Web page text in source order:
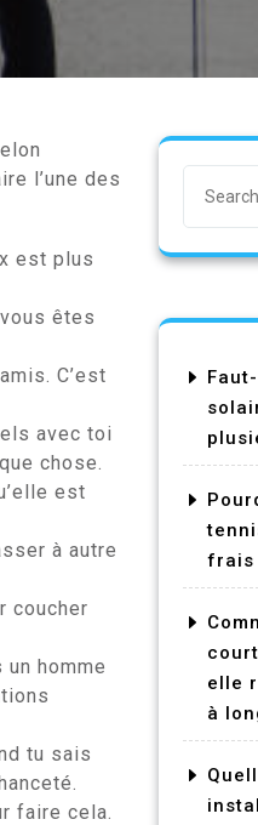
l’une des
est plus
êtes
C’est
avec toi
chose.
est
à autre
coucher
homme
tu sais
faire cela.
frais
elle
à